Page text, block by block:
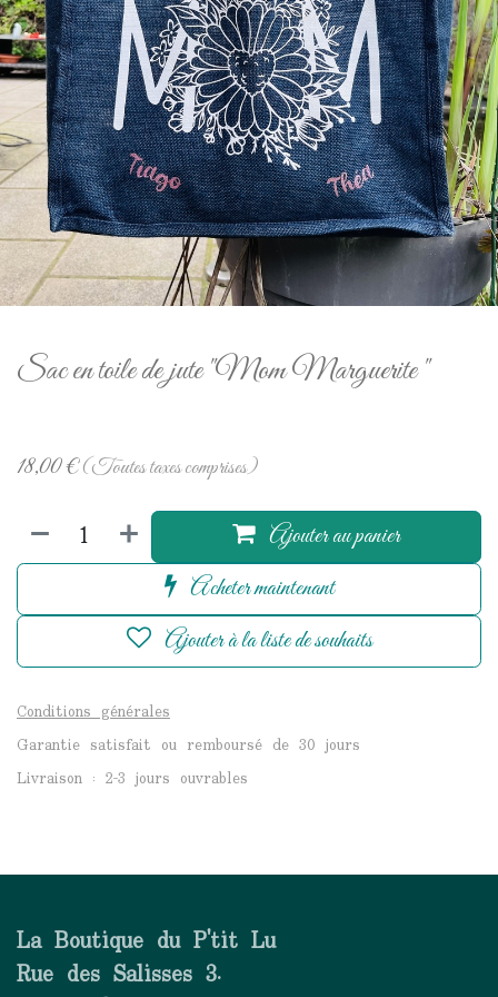
Sac en toile de jute "Mom Marguerite "
18,00€(Toutes taxes comprises)
Ajouter au panier
Acheter maintenant
Ajouter à la liste de souhaits
Conditions générales
Garantie satisfait ou remboursé de 30 jours
Livraison : 2-3 jours ouvrables
La Boutique du P'tit Lu
Rue des Salisses 3.